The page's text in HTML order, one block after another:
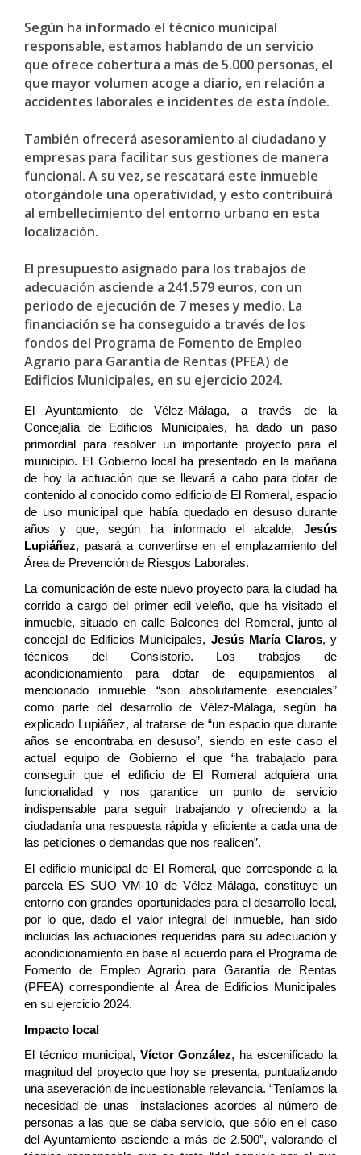
Según ha informado el técnico municipal
responsable, estamos hablando de un servicio
que ofrece cobertura a más de 5.000 personas, el
que mayor volumen acoge a diario, en relación a
accidentes laborales e incidentes de esta índole.
También ofrecerá asesoramiento al ciudadano y
empresas para facilitar sus gestiones de manera
funcional. A su vez, se rescatará este inmueble
otorgándole una operatividad, y esto contribuirá
al embellecimiento del entorno urbano en esta
localización.
El presupuesto asignado para los trabajos de
adecuación asciende a 241.579 euros, con un
periodo de ejecución de 7 meses y medio. La
financiación se ha conseguido a través de los
fondos del Programa de Fomento de Empleo
Agrario para Garantía de Rentas (PFEA) de
Edificios Municipales, en su ejercicio 2024.
El Ayuntamiento de Vélez-Málaga, a través de la
Concejalía de Edificios Municipales, ha dado un paso
primordial para resolver un importante proyecto para el
municipio. El Gobierno local ha presentado en la mañana
de hoy la actuación que se llevará a cabo para dotar de
contenido al conocido como edificio de El Romeral, espacio
de uso municipal que había quedado en desuso durante
años y que, según ha informado el alcalde, Jesús
Lupiáñez, pasará a convertirse en el emplazamiento del
Área de Prevención de Riesgos Laborales.
La comunicación de este nuevo proyecto para la ciudad ha
corrido a cargo del primer edil veleño, que ha visitado el
inmueble, situado en calle Balcones del Romeral, junto al
concejal de Edificios Municipales, Jesús María Claros, y
técnicos del Consistorio. Los trabajos de
acondicionamiento para dotar de equipamientos al
mencionado inmueble “son absolutamente esenciales”
como parte del desarrollo de Vélez-Málaga, según ha
explicado Lupiáñez, al tratarse de “un espacio que durante
años se encontraba en desuso”, siendo en este caso el
actual equipo de Gobierno el que “ha trabajado para
conseguir que el edificio de El Romeral adquiera una
funcionalidad y nos garantice un punto de servicio
indispensable para seguir trabajando y ofreciendo a la
ciudadanía una respuesta rápida y eficiente a cada una de
las peticiones o demandas que nos realicen”.
El edificio municipal de El Romeral, que corresponde a la
parcela ES SUO VM-10 de Vélez-Málaga, constituye un
entorno con grandes oportunidades para el desarrollo local,
por lo que, dado el valor integral del inmueble, han sido
incluidas las actuaciones requeridas para su adecuación y
acondicionamiento en base al acuerdo para el Programa de
Fomento de Empleo Agrario para Garantía de Rentas
(PFEA) correspondiente al Área de Edificios Municipales
en su ejercicio 2024.
Impacto local
El técnico municipal, Víctor González, ha escenificado la
magnitud del proyecto que hoy se presenta, puntualizando
una aseveración de incuestionable relevancia. “Teníamos la
necesidad de unas
instalaciones acordes al número de
personas a las que se daba servicio, que sólo en el caso
del Ayuntamiento asciende a más de 2.500”, valorando el